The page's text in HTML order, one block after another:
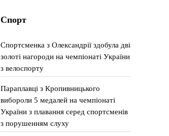
Спорт
Спортсменка з Олександрії здобула дві
золоті нагороди на чемпіонаті України
з велоспорту
Параплавці з Кропивницького
вибороли 5 медалей на чемпіонаті
України з плавання серед спортсменів
з порушенням слуху